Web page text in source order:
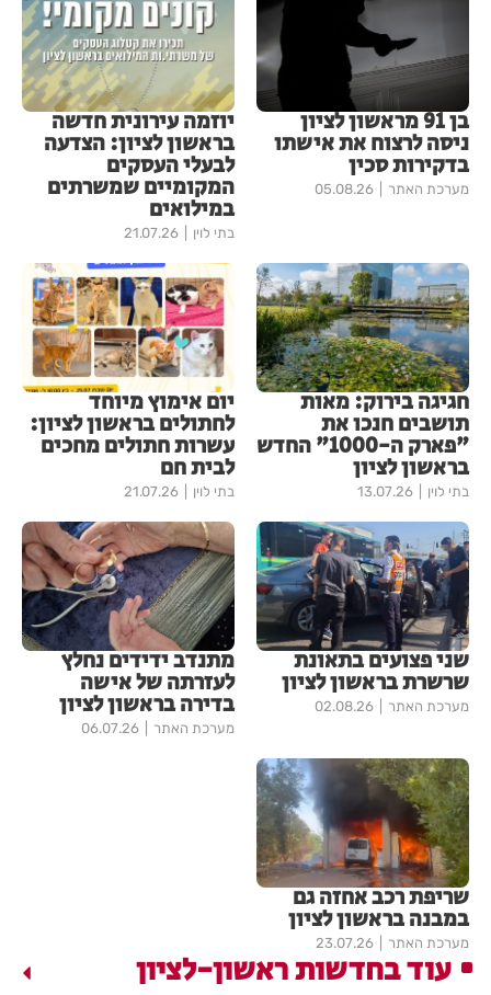
בן 91 מראשון לציון
ניסה לרצוח את אישתו
בדקירות סכין
מערכת האתר 05.08.26
יוזמה עירונית חדשה
בראשון לציון: הצדעה
לבעלי העסקים
המקומיים שמשרתים
במילואים
בתי לוין 21.07.26
חגיגה בירוק: מאות
תושבים חנכו את
"פארק ה-1000" החדש
בראשון לציון
בתי לוין 13.07.26
יום אימוץ מיוחד
לחתולים בראשון לציון:
עשרות חתולים מחכים
לבית חם
בתי לוין 21.07.26
שני פצועים בתאונת
שרשרת בראשון לציון
מערכת האתר 02.08.26
מתנדב ידידים נחלץ
לעזרתה של אישה
בדירה בראשון לציון
מערכת האתר 06.07.26
שריפת רכב אחזה גם
במבנה בראשון לציון
מערכת האתר 23.07.26
עוד בחדשות ראשון-לציון